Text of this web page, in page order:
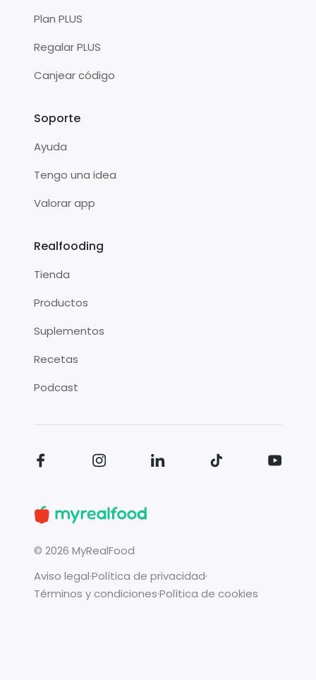
Plan PLUS
Regalar PLUS
Canjear código
Soporte
Ayuda
Tengo una idea
Valorar app
Realfooding
Tienda
Productos
Suplementos
Recetas
Podcast
© 2026 MyRealFood
Aviso legal·Política de privacidad·
Términos y condiciones·Política de cookies